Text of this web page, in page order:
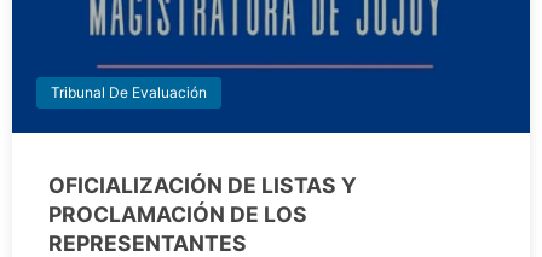
Tribunal De Evaluación
OFICIALIZACIÓN DE LISTAS Y
PROCLAMACIÓN DE LOS
REPRESENTANTES